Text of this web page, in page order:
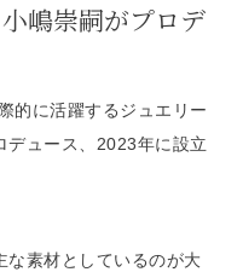
嶋崇嗣がプロデ
的に活躍するジュエリー
デュース、2023年に設立
な素材としているのが大